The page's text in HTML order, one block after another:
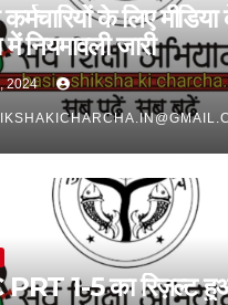
के लिए
नियमावली जारी
2024
1-5 का रिज़ल्ट